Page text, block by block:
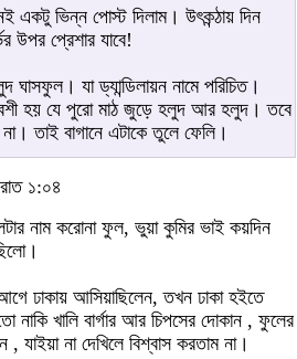
একটু ভিন্ন পোস্ট দিলাম। উৎকন্ঠায় দিন
উপর প্রেশার যাবে!
ঘাসফুল। যা ড্যান্ডিলায়ন নামে পরিচিত।
হয় যে পুরো মাঠ জুড়ে হলুদ আর হলুদ। তবে
তাই বাগানে এটাকে তুলে ফেলি।
১:০৪
নাম করোনা ফুল, ভুয়া কুমির ভাই কয়দিন
ঢাকায় আসিয়াছিলেন, তখন ঢাকা হইতে
নাকি খালি বার্গার আর চিপসের দোকান , ফুলের
, যাইয়া না দেখিলে বিশ্বাস করতাম না।